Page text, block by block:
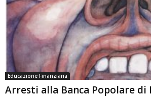
Educazione Finanziaria
Arresti alla Banca Popolare di